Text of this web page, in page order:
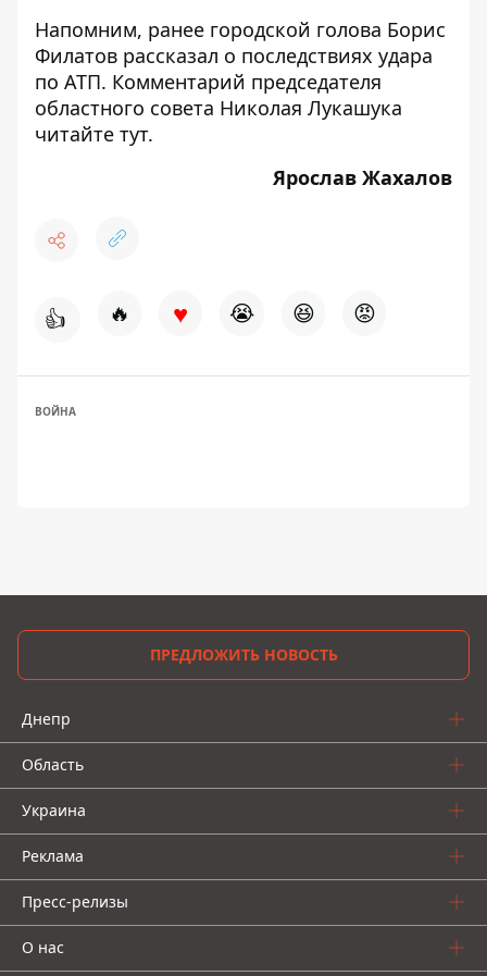
Напомним, ранее городской голова Борис
Филатов рассказал о последствиях удара
по АТП. Комментарий председателя
областного совета Николая Лукашука
читайте тут.
Ярослав Жахалов
👍 🔥 ♥ 😭 😆 😡
ВОЙНА
ПРЕДЛОЖИТЬ НОВОСТЬ
Днепр
Область
Украина
Реклама
Пресс-релизы
О нас